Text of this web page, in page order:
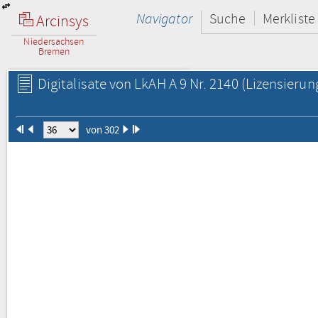
Arcinsys
Niedersachsen
Bremen
Navigator Suche Merkliste
Digitalisate von LkAH A 9 Nr. 2140
von 302